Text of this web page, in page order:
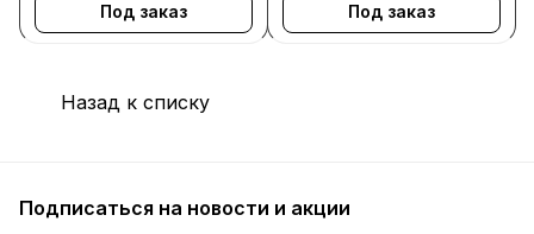
Под заказ Под заказ
Назад к списку
Подписаться на новости и акции